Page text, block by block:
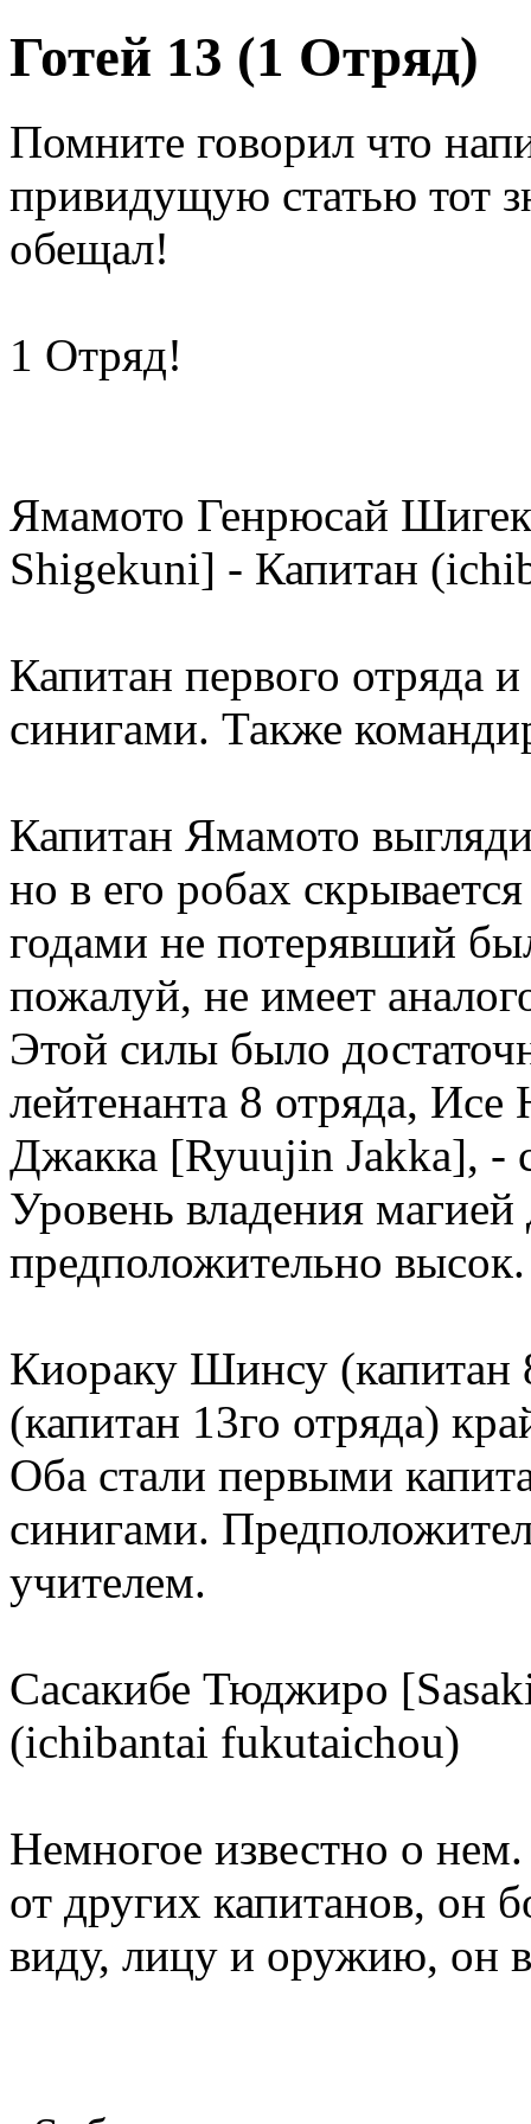
Готей 13 (1 Отряд)
Помните говорил что
привидущую статью тот
обещал!
1 Отряд!
Ямамото Генрюсай
Shigekuni] - Капитан
Капитан первого отряда
синигами. Также
Капитан Ямамото
но в его робах
годами не потерявший
пожалуй, не имеет
Этой силы было
лейтенанта 8 отряда,
Джакка [Ryuujin Jakka], -
Уровень владения
предположительно высок.
Киораку Шинсу
(капитан 13го отряда)
Оба стали первыми
синигами.
учителем.
Сасакибе Тюджиро
(ichibantai fukutaichou)
Немногое известно о
от других капитанов, он
виду, лицу и оружию, он